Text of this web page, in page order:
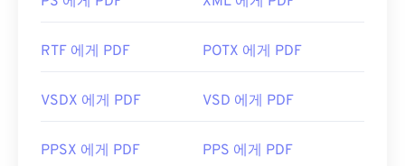
RTF 에게 PDF POTX 에게 PDF
VSDX 에게 PDF VSD 에게 PDF
PPSX 에게 PDF PPS 에게 PDF